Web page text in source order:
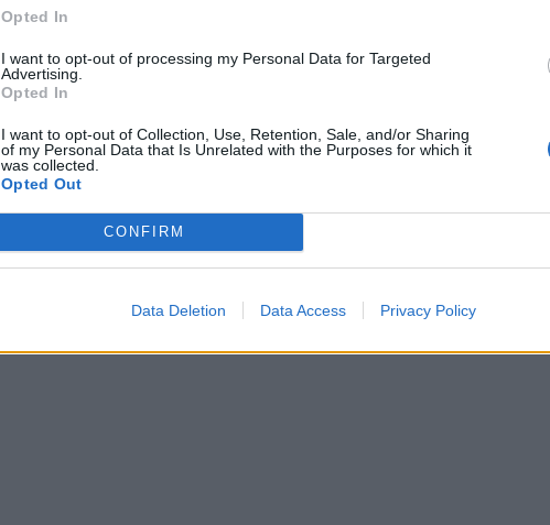
Opted In
I want to opt-out of processing my Personal Data for Targeted
Advertising.
Opted In
I want to opt-out of Collection, Use, Retention, Sale, and/or Sharing
of my Personal Data that Is Unrelated with the Purposes for which it
was collected.
Opted Out
CONFIRM
Data Deletion Data Access Privacy Policy